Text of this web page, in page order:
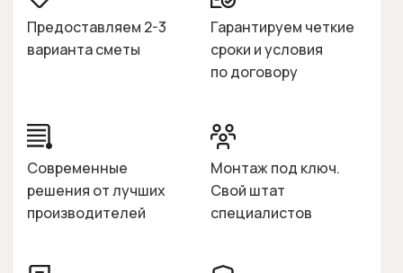
Предоставляем 2-3
варианта сметы
Гарантируем четкие
сроки и условия
по договору
Современные
решения от лучших
производителей
Монтаж под ключ.
Свой штат
специалистов